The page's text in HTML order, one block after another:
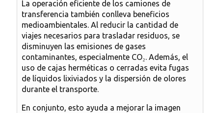
La operación eficiente de los camiones de
transferencia también conlleva beneficios
medioambientales. Al reducir la cantidad de
viajes necesarios para trasladar residuos, se
disminuyen las emisiones de gases
contaminantes, especialmente CO₂. Además, el
uso de cajas herméticas o cerradas evita fugas
de líquidos lixiviados y la dispersión de olores
durante el transporte.
En conjunto, esto ayuda a mejorar la imagen